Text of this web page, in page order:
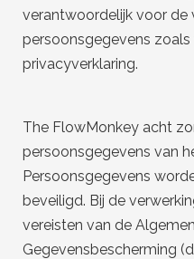
verantwoordelijk voor de
persoonsgegevens
privacyverklaring.
The FlowMonkey acht
persoonsgegevens van
Persoonsgegevens
beveiligd. Bij de
vereisten van de
Gegevensbescherming